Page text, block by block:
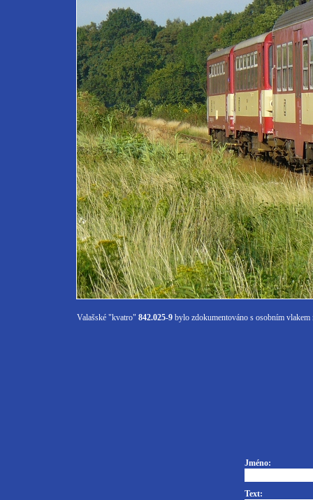
Valašské "kvatro" 842.025-9 bylo zdokumentováno s osobním
Jméno:
Text: